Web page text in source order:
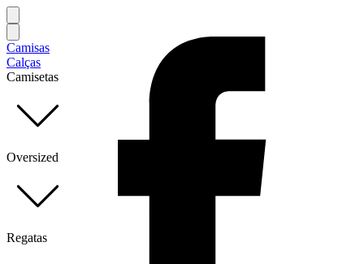
Camisas
Calças
Camisetas
Oversized
Regatas